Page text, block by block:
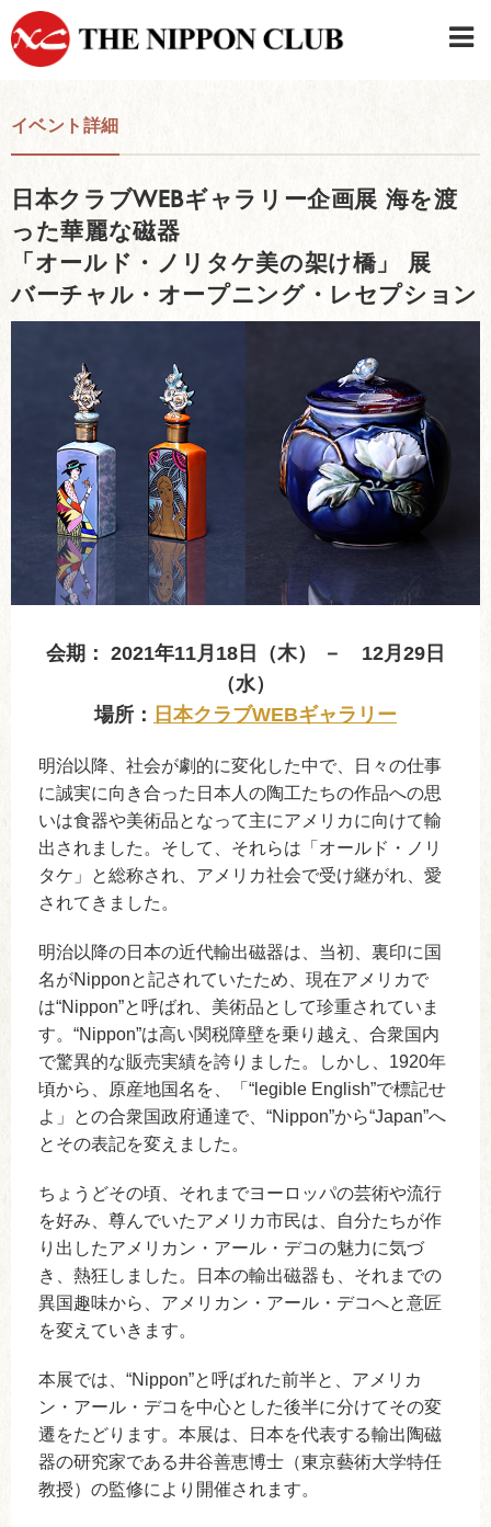
イベント詳細
日本クラブWEBギャラリー企画展 海を渡
った華麗な磁器
「オールド・ノリタケ美の架け橋」 展
バーチャル・オープニング・レセプション
会期： 2021年11月18日（木） － 12月29日
（水）
場所： 日本クラブWEBギャラリー
明治以降、社会が劇的に変化した中で、日々の仕事
に誠実に向き合った日本人の陶工たちの作品への思
いは食器や美術品となって主にアメリカに向けて輸
出されました。そして、それらは「オールド・ノリ
タケ」と総称され、アメリカ社会で受け継がれ、愛
されてきました。
明治以降の日本の近代輸出磁器は、当初、裏印に国
名がNipponと記されていたため、現在アメリカで
は“Nippon”と呼ばれ、美術品として珍重されていま
す。“Nippon”は高い関税障壁を乗り越え、合衆国内
で驚異的な販売実績を誇りました。しかし、1920年
頃から、原産地国名を、「“legible English”で標記せ
よ」との合衆国政府通達で、“Nippon”から“Japan”へ
とその表記を変えました。
ちょうどその頃、それまでヨーロッパの芸術や流行
を好み、尊んでいたアメリカ市民は、自分たちが作
り出したアメリカン・アール・デコの魅力に気づ
き、熱狂しました。日本の輸出磁器も、それまでの
異国趣味から、アメリカン・アール・デコへと意匠
を変えていきます。
本展では、“Nippon”と呼ばれた前半と、アメリカ
ン・アール・デコを中心とした後半に分けてその変
遷をたどります。本展は、日本を代表する輸出陶磁
器の研究家である井谷善恵博士（東京藝術大学特任
教授）の監修により開催されます。
日本クラブメンバーログイン
連絡先・駐車場
はじめてご利用の方はこちら
›